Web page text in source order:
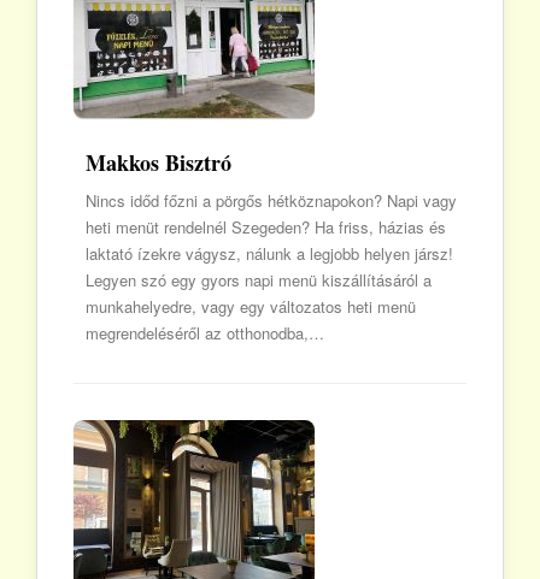
Makkos Bisztró
Nincs időd főzni a pörgős hétköznapokon? Napi vagy
heti menüt rendelnél Szegeden? Ha friss, házias és
laktató ízekre vágysz, nálunk a legjobb helyen jársz!
Legyen szó egy gyors napi menü kiszállításáról a
munkahelyedre, vagy egy változatos heti menü
megrendeléséről az otthonodba,…